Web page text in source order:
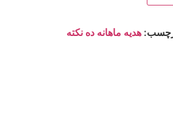
هدیه ماهانه ده نکته